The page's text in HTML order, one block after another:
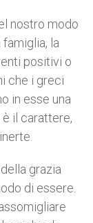
nostro modo
la
positivi o
che i greci
in esse una
il carattere,
grazia
di essere.